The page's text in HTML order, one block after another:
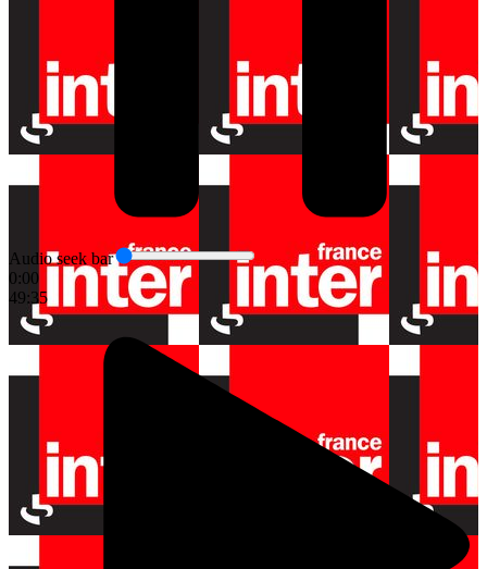
Audio seek bar
0:00
49:35